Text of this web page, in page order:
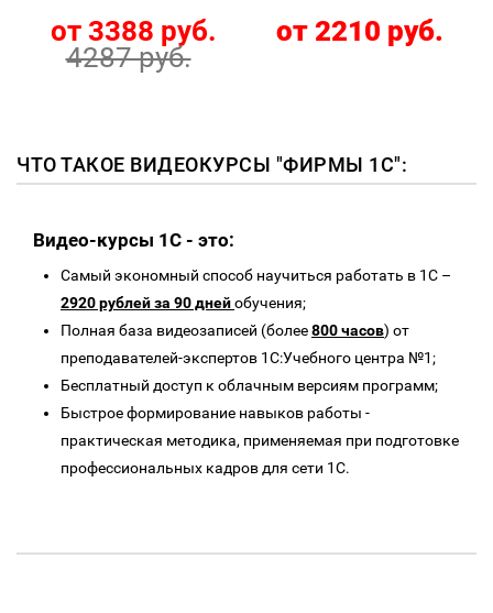
от 3388 руб.
4287 руб.
от 2210 руб.
ЧТО ТАКОЕ ВИДЕОКУРСЫ "ФИРМЫ 1С":
Видео-курсы 1C - это:
Самый экономный способ научиться работать в 1С –
2920 рублей за 90 днейобучения;
Полная база видеозаписей (более800 часов) от
преподавателей-экспертов 1С:Учебного центра №1;
Бесплатный доступ к облачным версиям программ;
Быстрое формирование навыков работы -
практическая методика, применяемая при подготовке
профессиональных кадров для сети 1С.